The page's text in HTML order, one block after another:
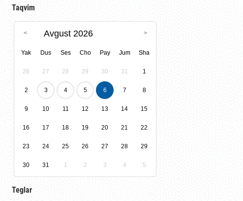
Taqvim
Avgust 2026
Yak Dus Ses Cho Pay Jum Sha
26 27 28 29 30 31 1
2 3 4 5 6 7 8
9 10 11 12 13 14 15
16 17 18 19 20 21 22
23 24 25 26 27 28 29
30 31 1 2 3 4 5
Teglar